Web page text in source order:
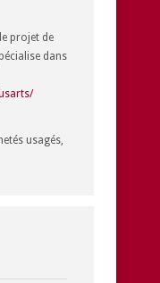
projet de
dans
usagés,